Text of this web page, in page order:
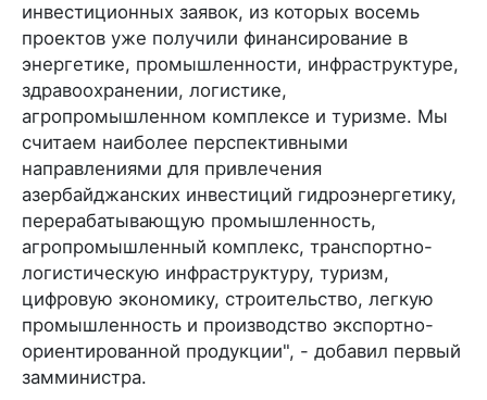
инвестиционных заявок, из которых восемь
проектов уже получили финансирование в
энергетике, промышленности, инфраструктуре,
здравоохранении, логистике,
агропромышленном комплексе и туризме. Мы
считаем наиболее перспективными
направлениями для привлечения
азербайджанских инвестиций гидроэнергетику,
перерабатывающую промышленность,
агропромышленный комплекс, транспортно-
логистическую инфраструктуру, туризм,
цифровую экономику, строительство, легкую
промышленность и производство экспортно-
ориентированной продукции", - добавил первый
замминистра.